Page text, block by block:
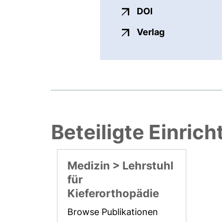
DOI
Verlagexterner
Beteiligte
Medizin > Lehrstuhl
für
Kieferorthopädie
Browse Publikationen